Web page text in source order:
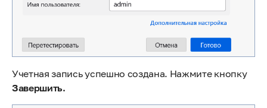
Учетная запись успешно создана. Нажмите кнопку
Завершить.